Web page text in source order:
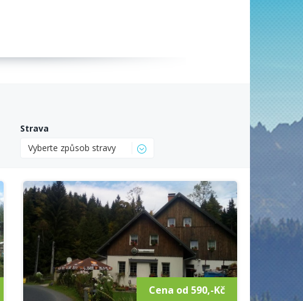
Strava
Vyberte způsob stravy
Cena od 590,-Kč